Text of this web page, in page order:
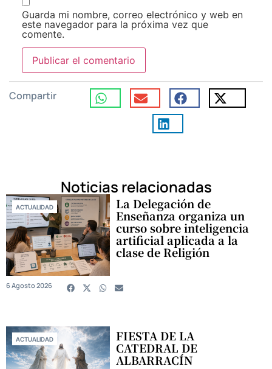
Guarda mi nombre, correo electrónico y web en
este navegador para la próxima vez que
comente.
Compartir
Noticias relacionadas
ACTUALIDAD La Delegación de
Enseñanza organiza un
curso sobre inteligencia
artificial aplicada a la
clase de Religión
6 Agosto 2026
ACTUALIDAD FIESTA DE LA
CATEDRAL DE
ALBARRACÍN